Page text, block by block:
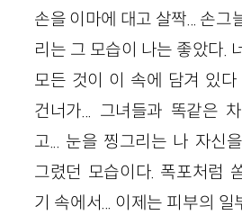
손을 이마에 대고 살짝... 손그
리는 그 모습이 나는 좋았다.
모든 것이 이 속에 담겨 있다
건너가... 그녀들과 똑같은
고... 눈을 찡그리는 나 자신
그렸던 모습이다. 폭포처럼
기 속에서... 이제는 피부의